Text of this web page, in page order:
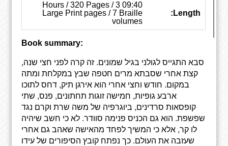
Length:
09:40 Hours / 320 Pages / 3
Large Print pages / 7 Braille
volumes
Book summary:
סבא התגייס לגולני בגיל שמונים. זה קרה לפני חצי שנה,
קצת אחרי שסבתא מרים חטפה שבץ במקלחת ומתה
במקום. חודש וחצי אחרי הוא אירגן תיק, דחס לתוכו
ארבע גופיות, חמישה זוגות תחתונים, פנס, שתי
קופסאות סרדינים, ביוגרפיה של משה שרת וקרם נגד
שפשפת. הוא גם הכניס פנימה סוודר. לא כי חשב שיהיה
לו קר, אלא כי המשיך לפחד מהאישה שאהב גם אחרי
שעזבה את העולם. כך נפתח קובץ הסיפורים של עידו